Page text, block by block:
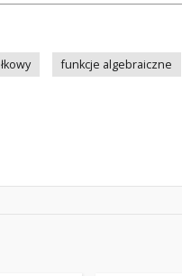
funkcje algebraiczne